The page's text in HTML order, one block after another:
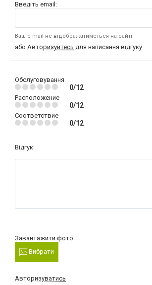
Введіть email:
Ваш e-mail не відображатиметься на сайті
або Авторизуйтесь для написання відгуку
Обслуговування
0/12
Расположение
0/12
Соответствие
0/12
Відгук:
Завантажити фото:
Вибрати
Авторизуватись